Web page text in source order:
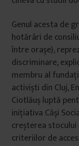
Genul acesta de
hotărâri de
între orașe),
discriminare,
membru al
activiști din Cluj,
Ciotlăuș luptă
inițiativa Căși
creșterea
criteriilor de